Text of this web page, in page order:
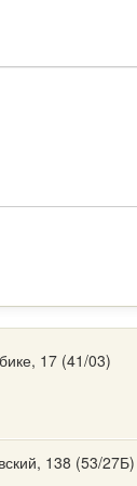
17 (41/03)
138 (53/27Б)